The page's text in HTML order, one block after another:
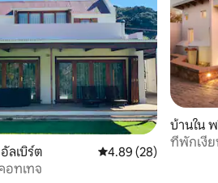
รีวิว
ลเบิร์ต คะแนนเฉลี่ย 4.89 จาก
4.89 (28)
อทเทจ
บ้านใน
ที่พักเงีย